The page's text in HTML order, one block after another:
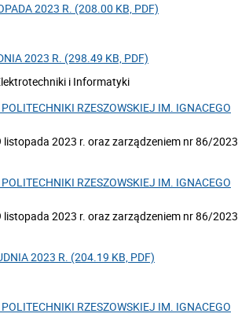
2023 R. (208.00 KB, PDF)
2023 R. (298.49 KB, PDF)
i Informatyki
RZESZOWSKIEJ IM. IGNACEGO
2023 r. oraz zarządzeniem nr 86/2023
RZESZOWSKIEJ IM. IGNACEGO
2023 r. oraz zarządzeniem nr 86/2023
2023 R. (204.19 KB, PDF)
RZESZOWSKIEJ IM. IGNACEGO